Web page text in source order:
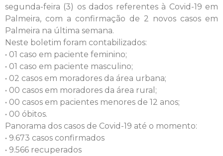
segunda-feira (3) os dados referentes à Covid-19 em
Palmeira, com a confirmação de 2 novos casos em
Palmeira na última semana.
Neste boletim foram contabilizados:
• 01 caso em paciente feminino;
• 01 caso em paciente masculino;
• 02 casos em moradores da área urbana;
• 00 casos em moradores da área rural;
• 00 casos em pacientes menores de 12 anos;
• 00 óbitos.
Panorama dos casos de Covid-19 até o momento:
• 9.673 casos confirmados
• 9.566 recuperados